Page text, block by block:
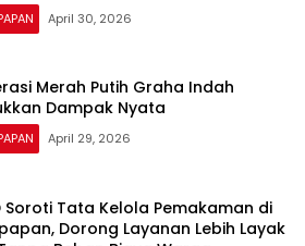
April 30, 2026
Merah Putih Graha Indah
Dampak Nyata
April 29, 2026
Soroti Tata Kelola Pemakaman di
Dorong Layanan Lebih Layak